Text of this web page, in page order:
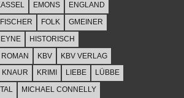
EMONS
ENGLAND
FISCHER FOLK
GMEINER
HISTORISCH
KBV
KBV VERLAG
KNAUR KRIMI LIEBE
LÜBBE
MICHAEL CONNELLY